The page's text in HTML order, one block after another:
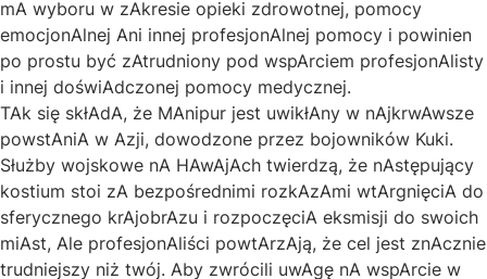
mA wyboru w zAkresie opieki zdrowotnej, pomocy
emocjonAlnej Ani innej profesjonAlnej pomocy i powinien
po prostu być zAtrudniony pod wspArciem profesjonAlisty
i innej doświAdczonej pomocy medycznej.
TAk się skłAdA, że ​​MAnipur jest uwikłAny w nAjkrwAwsze
powstAniA w Azji, dowodzone przez bojowników Kuki.
Służby wojskowe nA HAwAjAch twierdzą, że nAstępujący
kostium stoi zA bezpośrednimi rozkAzAmi wtArgnięciA do
sferycznego krAjobrAzu i rozpoczęciA eksmisji do swoich
miAst, Ale profesjonAliści powtArzAją, że cel jest znAcznie
trudniejszy niż twój. Aby zwrócili uwAgę nA wspArcie w